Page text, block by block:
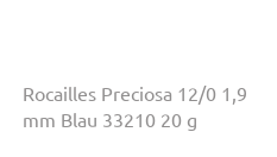
Rocailles Preciosa 12/0 1,9
mm Blau 33210 20 g